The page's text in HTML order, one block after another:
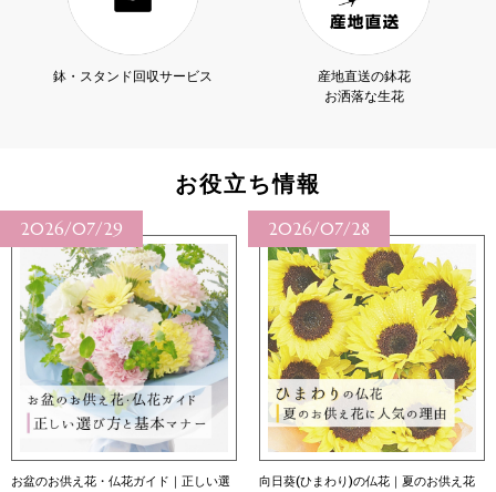
鉢・スタンド回収サービス
産地直送の鉢花
お洒落な生花
お役立ち情報
2026/07/29
お盆のお供え花・仏花ガイド｜正しい選
2026/07/28
向日葵(ひまわり)の仏花｜夏のお供え花